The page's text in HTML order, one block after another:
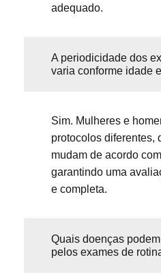
adequado.
A periodicidade dos
varia conforme idade
Sim. Mulheres e
protocolos diferentes,
mudam de acordo
garantindo uma
e completa.
Quais doenças
pelos exames de